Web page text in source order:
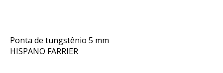
Ponta de tungstênio 5 mm
HISPANO FARRIER